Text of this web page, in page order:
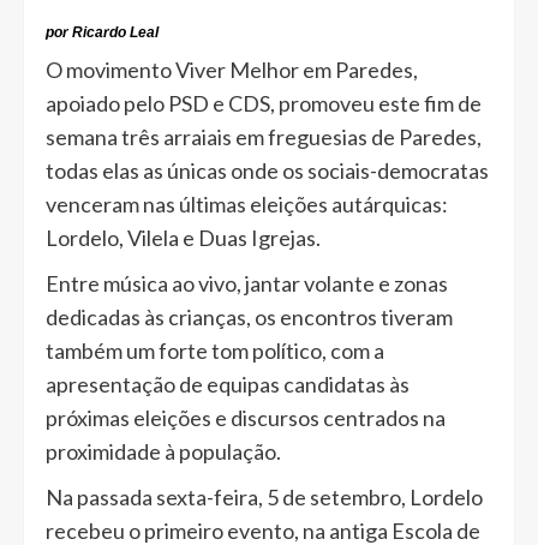
por Ricardo Leal
O movimento Viver Melhor em Paredes,
apoiado pelo PSD e CDS, promoveu este fim de
semana três arraiais em freguesias de Paredes,
todas elas as únicas onde os sociais-democratas
venceram nas últimas eleições autárquicas:
Lordelo, Vilela e Duas Igrejas.
Entre música ao vivo, jantar volante e zonas
dedicadas às crianças, os encontros tiveram
também um forte tom político, com a
apresentação de equipas candidatas às
próximas eleições e discursos centrados na
proximidade à população.
Na passada sexta-feira, 5 de setembro, Lordelo
recebeu o primeiro evento, na antiga Escola de